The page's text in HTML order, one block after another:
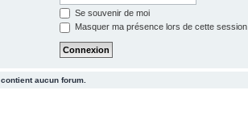
Se souvenir de moi
Masquer ma présence lors de cette session
aucun forum.